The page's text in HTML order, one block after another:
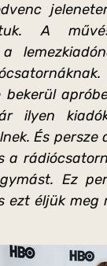
A
bekerül
ilyen
És persze
a
Ez
ezt éljük meg